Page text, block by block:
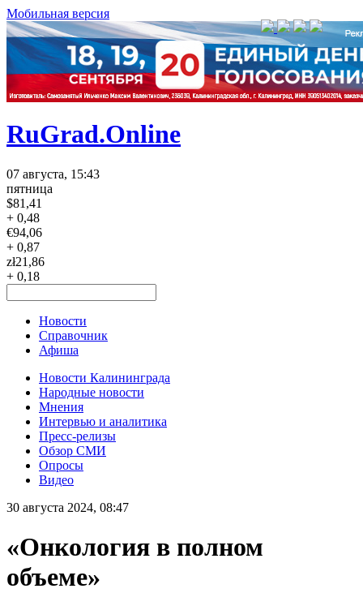
Мобильная версия
RuGrad.Online
07 августа, 15:43
пятница
$81,41
+ 0,48
€94,06
+ 0,87
zł21,86
+ 0,18
Новости
Справочник
Афиша
Новости Калининграда
Народные новости
Мнения
Интервью и аналитика
Пресс-релизы
Обзор СМИ
Опросы
Видео
30 августа 2024, 08:47
«Онкология в полном
объеме»